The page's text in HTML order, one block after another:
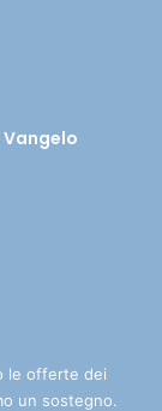
le offerte dei
un sostegno.